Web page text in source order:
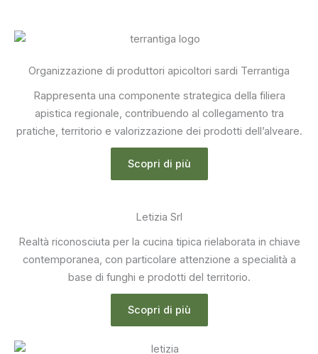
Organizzazione di produttori apicoltori sardi Terrantiga
Rappresenta una componente strategica della filiera
apistica regionale, contribuendo al collegamento tra
pratiche, territorio e valorizzazione dei prodotti dell’alveare.
Scopri di più
Letizia Srl
Realtà riconosciuta per la cucina tipica rielaborata in chiave
contemporanea, con particolare attenzione a specialità a
base di funghi e prodotti del territorio.
Scopri di più